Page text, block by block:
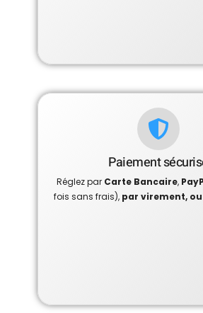
Paiement
Réglez par Carte Bancaire,
fois sans frais), par virement,